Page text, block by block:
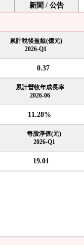
新聞 / 公告
累計稅後盈餘(億元)
2026-Q1
0.37
累計營收年成長率
2026-06
11.28%
每股淨值(元)
2026-Q1
19.01